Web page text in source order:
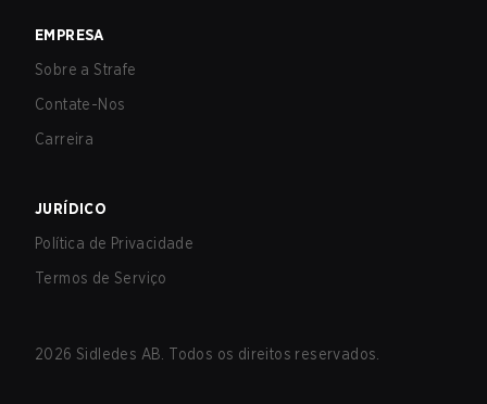
EMPRESA
Sobre a Strafe
Contate-Nos
Carreira
JURÍDICO
Política de Privacidade
Termos de Serviço
2026 Sidledes AB. Todos os direitos reservados.